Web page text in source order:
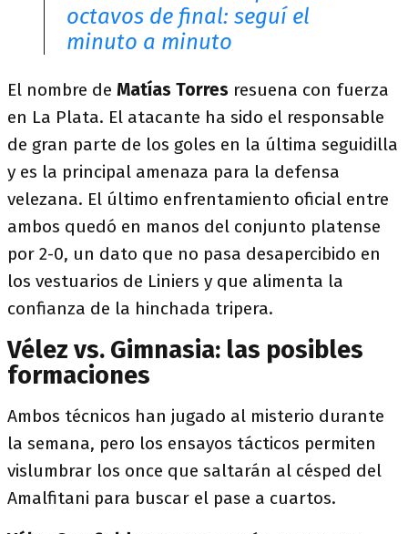
octavos de final: seguí el
minuto a minuto
El nombre de Matías Torres resuena con fuerza
en La Plata. El atacante ha sido el responsable
de gran parte de los goles en la última seguidilla
y es la principal amenaza para la defensa
velezana. El último enfrentamiento oficial entre
ambos quedó en manos del conjunto platense
por 2-0, un dato que no pasa desapercibido en
los vestuarios de Liniers y que alimenta la
confianza de la hinchada tripera.
Vélez vs. Gimnasia: las posibles
formaciones
Ambos técnicos han jugado al misterio durante
la semana, pero los ensayos tácticos permiten
vislumbrar los once que saltarán al césped del
Amalfitani para buscar el pase a cuartos.